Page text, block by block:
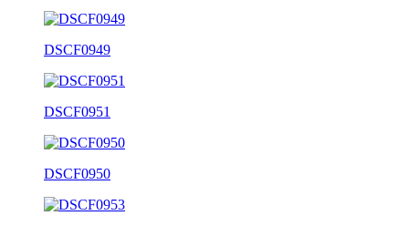
DSCF0949
DSCF0951
DSCF0950